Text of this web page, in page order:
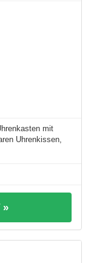
mit
Uhrenkissen,
»